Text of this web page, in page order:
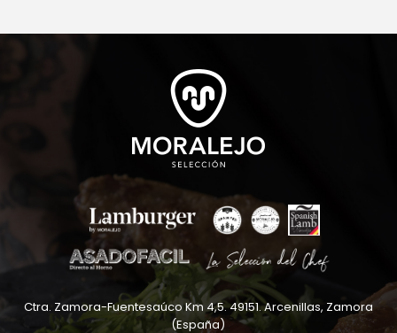
Ctra. Zamora-Fuentesaúco Km 4,5.49151.Arcenillas, Zamora
(España)